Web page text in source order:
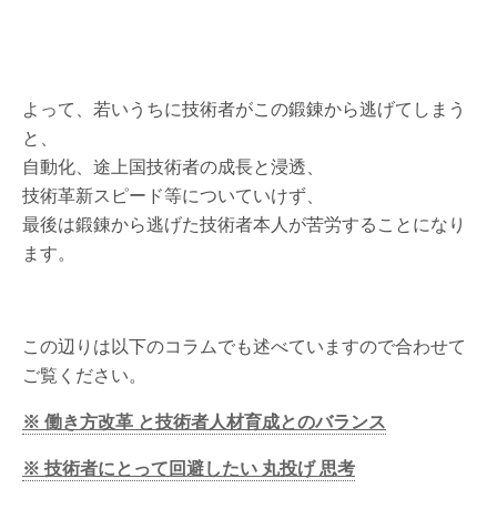
よって、若いうちに技術者がこの鍛錬から逃げてしまう
と、
自動化、途上国技術者の成長と浸透、
技術革新スピード等についていけず、
最後は鍛錬から逃げた技術者本人が苦労することになり
ます。
この辺りは以下のコラムでも述べていますので合わせて
ご覧ください。
※ 働き方改革 と技術者人材育成とのバランス
※ 技術者にとって回避したい 丸投げ 思考